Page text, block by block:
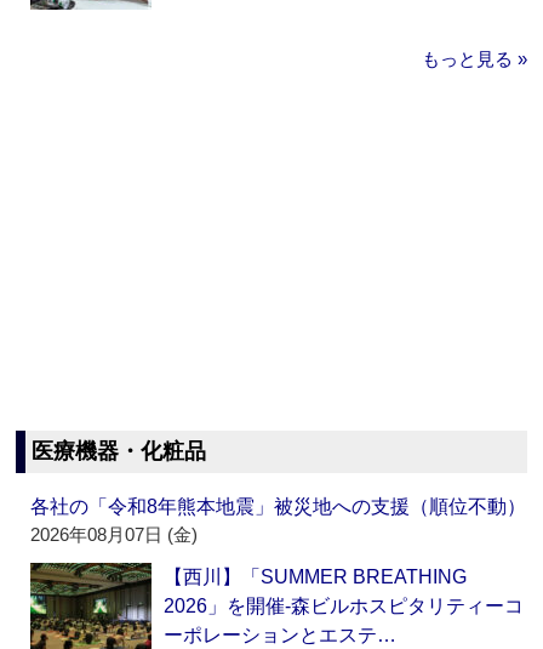
もっと見る »
医療機器・化粧品
各社の「令和8年熊本地震」被災地への支援（順位不動）
2026年08月07日 (金)
【西川】「SUMMER BREATHING
2026」を開催‐森ビルホスピタリティーコ
ーポレーションとエステ…